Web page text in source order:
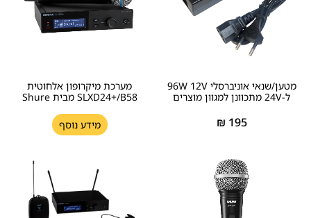
מטען/שנאי אוניברסלי 96W 12V
ל-24V מתכוונן למגוון מוצרים
195
₪
מערכת מיקרופון אלחוטית
SLXD24+/B58 מבית Shure
מידע נוסף